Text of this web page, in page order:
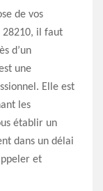
de vos
28210, il faut
d’un
une
Elle est
les
établir un
dans un délai
et